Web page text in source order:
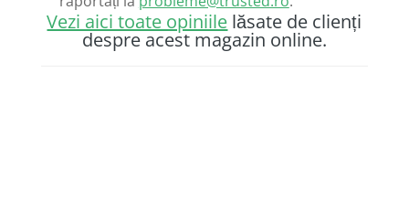
Vezi aici toate opiniile lăsate de clienți
despre acest magazin online.